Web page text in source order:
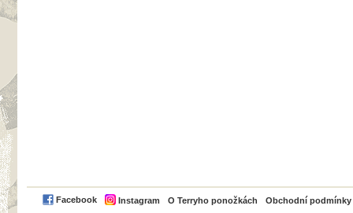
Facebook Instagram O Terryho ponožkách Obchodní podmínky
PayPal